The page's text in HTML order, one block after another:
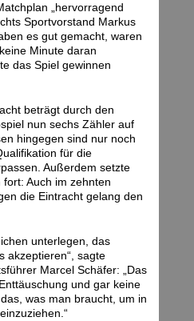
„hervorragend
Sportvorstand Markus
es gut gemacht, waren
Minute daran
das Spiel gewinnen
beträgt durch den
nun sechs Zähler auf
hingegen sind nur noch
für die
Außerdem setzte
Auch im zehnten
die Eintracht gelang den
unterlegen, das
akzeptieren“, sagte
Marcel Schäfer: „Das
und gar keine
was man braucht, um in